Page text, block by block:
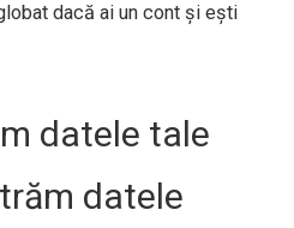
dacă ai un cont și ești
datele tale
datele